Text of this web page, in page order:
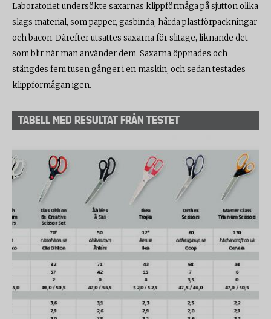
Laboratoriet undersökte saxarnas klippförmåga på sjutton olika
slags material, som papper, gasbinda, hårda plastförpackningar
och bacon. Därefter utsattes saxarna för slitage, liknande det
som blir när man använder dem. Saxarna öppnades och
stängdes fem tusen gånger i en maskin, och sedan testades
klippförmågan igen.
TABELL MED RESULTAT FRÅN TESTET